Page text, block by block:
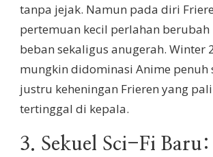
tanpa jejak. Namun pada diri
pertemuan kecil perlahan
beban sekaligus anugerah. Winter
mungkin didominasi Anime penuh
justru keheningan Frieren yang
tertinggal di kepala.
3. Sekuel Sci-Fi Baru: